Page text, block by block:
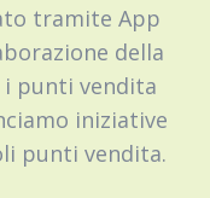
tramite App
della
punti vendita
iniziative
punti vendita.